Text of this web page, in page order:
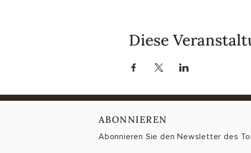
Diese
ABONNIEREN
Abonnieren Sie den Newsletter des